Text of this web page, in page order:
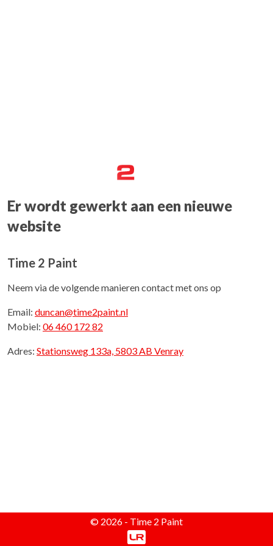
Er wordt gewerkt aan een nieuwe
website
Time 2 Paint
Neem via de volgende manieren contact met ons op
Email: duncan@time2paint.nl
Mobiel: 06 460 172 82
Adres: Stationsweg 133a, 5803 AB Venray
© 2026 - Time 2 Paint